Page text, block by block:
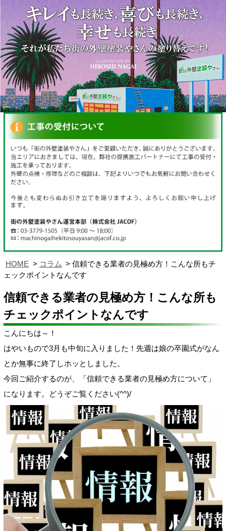
HOME コラム
信頼できる業者の見極め方！こんな所もチ
ェックポイントなんです
信頼できる業者の見極め方！こんな所も
チェックポイントなんです
こんにちは～！
はやいもので3月も中旬に入りました！先週は娘の卒園式がなん
とか無事に終了しホッとしました。
今回ご紹介するのが、「信頼できる業者の見極め方について」
になります。どうぞご覧ください(^^)/